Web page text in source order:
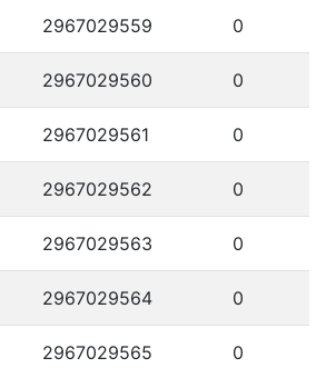
2967029559 0
2967029560 0
2967029561 0
2967029562 0
2967029563 0
2967029564 0
2967029565 0